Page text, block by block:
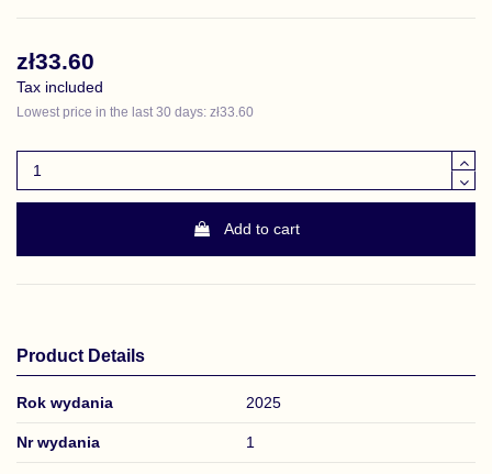
zł33.60
Tax included
Lowest price in the last 30 days: zł33.60
Add to cart
Product Details
Rok wydania 2025
Nr wydania 1